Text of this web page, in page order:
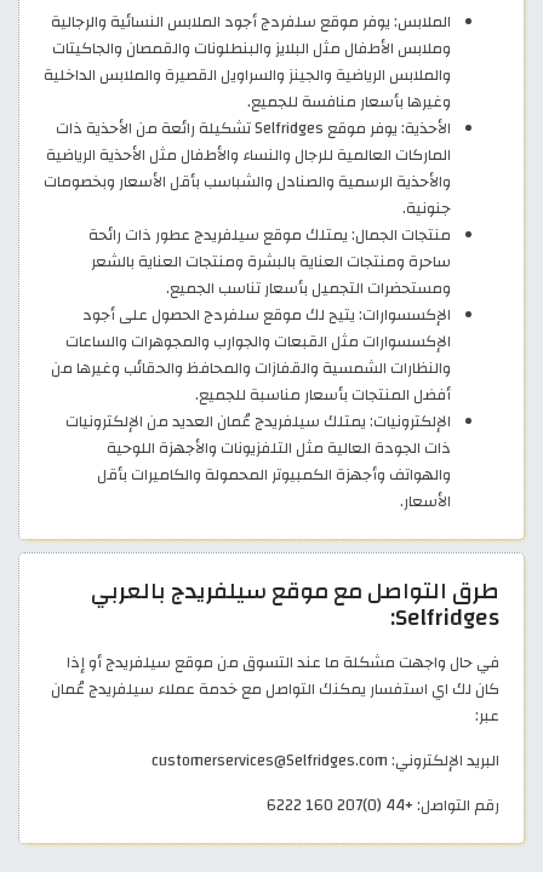
الملابس: يوفر موقع سلفردج أجود الملابس النسائية والرجالية
وملابس الأطفال مثل البلايز والبنطلونات والقمصان والجاكيتات
والملابس الرياضية والجينز والسراويل القصيرة والملابس الداخلية
وغيرها بأسعار منافسة للجميع.
الأحذية: يوفر موقع Selfridges تشكيلة رائعة من الأحذية ذات
الماركات العالمية للرجال والنساء والأطفال مثل الأحذية الرياضية
والأحذية الرسمية والصنادل والشباسب بأقل الأسعار وبخصومات
جنونية.
منتجات الجمال: يمتلك موقع سيلفريدج عطور ذات رائحة
ساحرة ومنتجات العناية بالبشرة ومنتجات العناية بالشعر
ومستحضرات التجميل بأسعار تناسب الجميع.
الإكسسوارات: يتيح لك موقع سلفردج الحصول على أجود
الإكسسوارات مثل القبعات والجوارب والمجوهرات والساعات
والنظارات الشمسية والقفازات والمحافظ والحقائب وغيرها من
أفضل المنتجات بأسعار مناسبة للجميع.
الإلكترونيات: يمتلك سيلفريدج عُمان العديد من الإلكترونيات
ذات الجودة العالية مثل التلفزيونات والأجهزة اللوحية
والهواتف وأجهزة الكمبيوتر المحمولة والكاميرات بأقل
الأسعار.
طرق التواصل مع موقع سيلفريدج بالعربي
Selfridges:
في حال واجهت مشكلة ما عند التسوق من موقع سيلفريدج أو إذا
كان لك اي استفسار يمكنك التواصل مع خدمة عملاء سيلفريدج عُمان
عبر:
البريد الإلكتروني: customerservices@Selfridges.com
رقم التواصل: +44 (0)207 160 6222